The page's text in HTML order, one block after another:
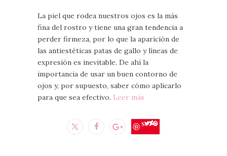
La piel que rodea nuestros ojos es la más
fina del rostro y tiene una gran tendencia a
perder firmeza, por lo que la aparición de
las antiestéticas patas de gallo y líneas de
expresión es inevitable. De ahí la
importancia de usar un buen contorno de
ojos y, por supuesto, saber cómo aplicarlo
para que sea efectivo. Leer más
Save